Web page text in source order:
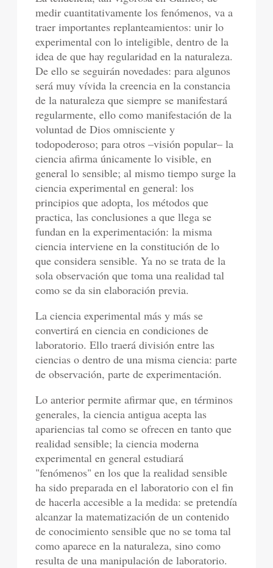
medir cuantitativamente los fenómenos, va a
traer importantes replanteamientos: unir lo
experimental con lo inteligible, dentro de la
idea de que hay regularidad en la naturaleza.
De ello se seguirán novedades: para algunos
será muy vívida la creencia en la constancia
de la naturaleza que siempre se manifestará
regularmente, ello como manifestación de la
voluntad de Dios omnisciente y
todopoderoso; para otros –visión popular– la
ciencia afirma únicamente lo visible, en
general lo sensible; al mismo tiempo surge la
ciencia experimental en general: los
principios que adopta, los métodos que
practica, las conclusiones a que llega se
fundan en la experimentación: la misma
ciencia interviene en la constitución de lo
que considera sensible. Ya no se trata de la
sola observación que toma una realidad tal
como se da sin elaboración previa.
La ciencia experimental más y más se
convertirá en ciencia en condiciones de
laboratorio. Ello traerá división entre las
ciencias o dentro de una misma ciencia: parte
de observación, parte de experimentación.
Lo anterior permite afirmar que, en términos
generales, la ciencia antigua acepta las
apariencias tal como se ofrecen en tanto que
realidad sensible; la ciencia moderna
experimental en general estudiará
"fenómenos" en los que la realidad sensible
ha sido preparada en el laboratorio con el fin
de hacerla accesible a la medida: se pretendía
alcanzar la matematización de un contenido
de conocimiento sensible que no se toma tal
como aparece en la naturaleza, sino como
resulta de una manipulación de laboratorio.